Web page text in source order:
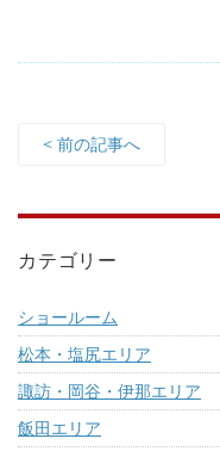
< 前の記事へ
カテゴリー
ショールーム
松本・塩尻エリア
諏訪・岡谷・伊那エリア
飯田エリア